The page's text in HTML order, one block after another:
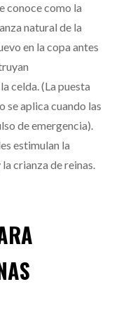
conoce como la
natural de la
en la copa antes
celda. (La puesta
se aplica cuando las
de emergencia).
estimulan la
crianza de reinas.